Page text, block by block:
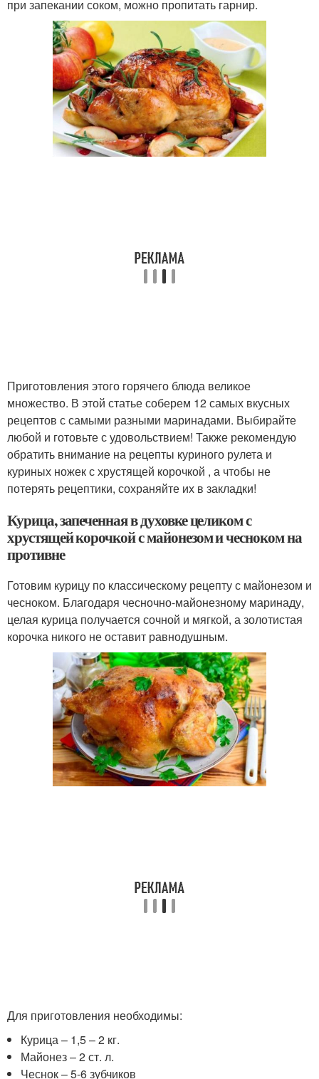
при запекании соком, можно пропитать гарнир.
Приготовления этого горячего блюда великое
множество. В этой статье соберем 12 самых вкусных
рецептов с самыми разными маринадами. Выбирайте
любой и готовьте с удовольствием! Также рекомендую
обратить внимание на рецепты куриного рулета и
куриных ножек с хрустящей корочкой , а чтобы не
потерять рецептики, сохраняйте их в закладки!
Курица, запеченная в духовке целиком с
хрустящей корочкой с майонезом и чесноком на
противне
Готовим курицу по классическому рецепту с майонезом и
чесноком. Благодаря чесночно-майонезному маринаду,
целая курица получается сочной и мягкой, а золотистая
корочка никого не оставит равнодушным.
Для приготовления необходимы:
Курица – 1,5 – 2 кг.
Майонез – 2 ст. л.
Чеснок – 5-6 зубчиков